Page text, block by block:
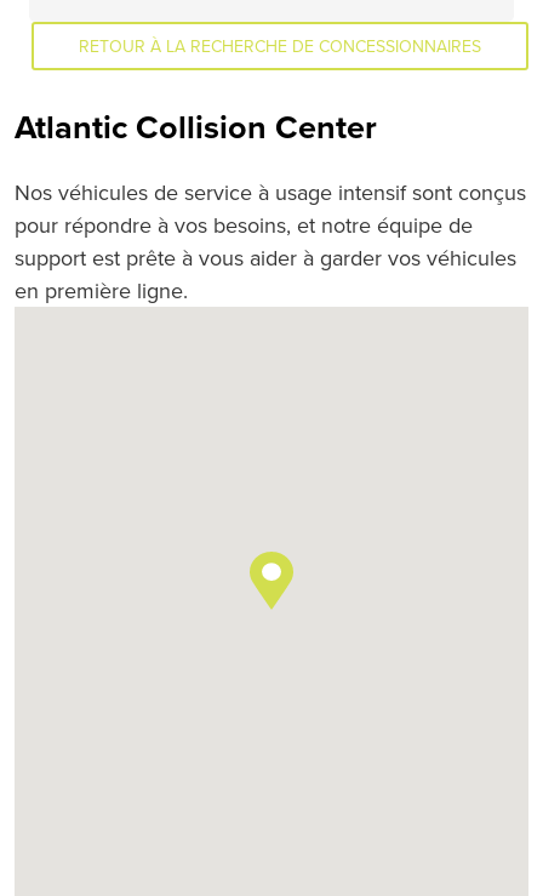
RETOUR À LA RECHERCHE DE CONCESSIONNAIRES
Atlantic Collision Center
Nos véhicules de service à usage intensif sont conçus
pour répondre à vos besoins, et notre équipe de
support est prête à vous aider à garder vos véhicules
en première ligne.